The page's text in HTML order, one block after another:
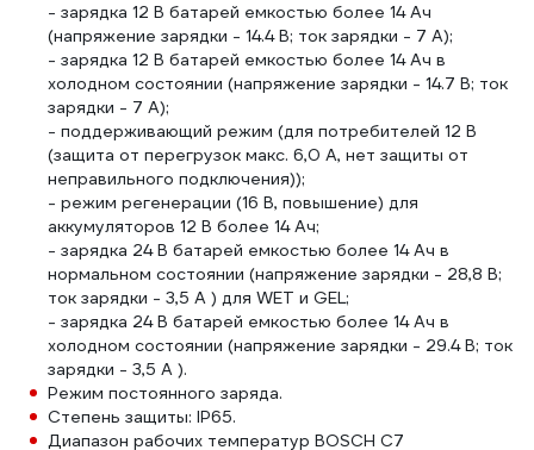
- зарядка 12 В батарей емкостью более 14 Ач
(напряжение зарядки - 14.4 В; ток зарядки - 7 А);
- зарядка 12 В батарей емкостью более 14 Ач в
холодном состоянии (напряжение зарядки - 14.7 В; ток
зарядки - 7 А);
- поддерживающий режим (для потребителей 12 В
(защита от перегрузок макс. 6,0 А, нет защиты от
неправильного подключения));
- режим регенерации (16 В, повышение) для
аккумуляторов 12 В более 14 Ач;
- зарядка 24 В батарей емкостью более 14 Ач в
нормальном состоянии (напряжение зарядки - 28,8 В;
ток зарядки - 3,5 А ) для WET и GEL;
- зарядка 24 В батарей емкостью более 14 Ач в
холодном состоянии (напряжение зарядки - 29.4 В; ток
зарядки - 3,5 А ).
Режим постоянного заряда.
Степень защиты: IP65.
Диапазон рабочих температур BOSСН С7